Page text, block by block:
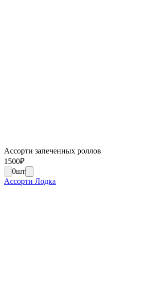
Ассорти запеченных роллов
1500₽
0шт
Ассорти Лодка